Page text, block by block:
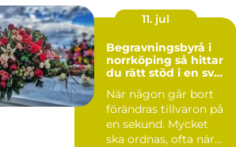
11. jul
Begravningsbyrå i
norrköping så hittar
du rätt stöd i en svår
När någon går bort
förändras tillvaron på
en sekund. Mycket
ska ordnas, ofta när